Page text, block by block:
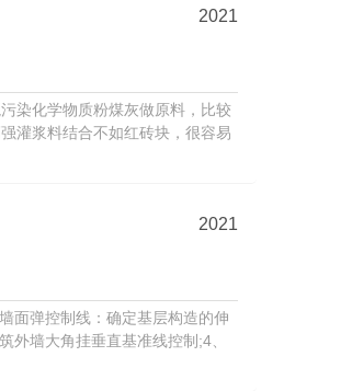
2021
染化学物质粉煤灰做原料，比较
灌浆料结合不如红砖块，很容易
2021
面弹控制线：确定基层构造的伸
外墙大角挂垂直基准线控制;4、